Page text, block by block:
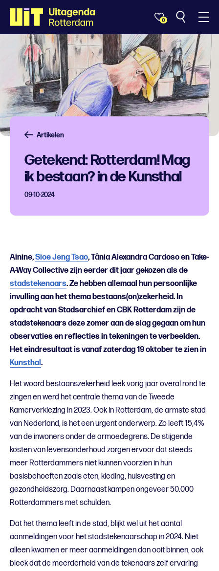
0
Artikelen
Getekend: Rotterdam! Mag
ik bestaan? in de Kunsthal
09-10-2024
Ainine,Sioe Jeng Tsao, Tânia Alexandra Cardoso en Take-
A-Way Collective zijn eerder dit jaar gekozen als de
stadstekenaars. Ze hebben allemaal hun persoonlijke
invulling aan het thema bestaans(on)zekerheid. In
opdracht van Stadsarchief en CBK Rotterdam zijn de
stadstekenaars deze zomer aan de slag gegaan om hun
observaties en reflecties in tekeningen te verbeelden.
Het eindresultaat is vanaf zaterdag 19 oktober te zien in
Kunsthal.
Het woord bestaanszekerheid leek vorig jaar overal rond te
zingen en werd het centrale thema van de Tweede
Kamerverkiezing in 2023. Ook in Rotterdam, de armste stad
van Nederland, is het een urgent onderwerp. Zo leeft 15,4%
van de inwoners onder de armoedegrens. De stijgende
kosten van levensonderhoud zorgen ervoor dat steeds
meer Rotterdammers niet kunnen voorzien in hun
basisbehoeften zoals eten, kleding, huisvesting en
gezondheidszorg. Daarnaast kampen ongeveer 50.000
Rotterdammers met schulden.
Dat het thema leeft in de stad, blijkt wel uit het aantal
aanmeldingen voor het stadstekenaarschap in 2024. Niet
alleen kwamen er meer aanmeldingen dan ooit binnen, ook
bleek dat de meerderheid van de tekenaars zelf ervaring